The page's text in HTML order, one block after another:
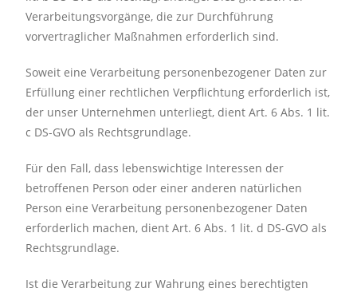
Verarbeitungsvorgänge, die zur Durchführung
vorvertraglicher Maßnahmen erforderlich sind.
Soweit eine Verarbeitung personenbezogener Daten zur
Erfüllung einer rechtlichen Verpflichtung erforderlich ist,
der unser Unternehmen unterliegt, dient Art. 6 Abs. 1 lit.
c DS-GVO als Rechtsgrundlage.
Für den Fall, dass lebenswichtige Interessen der
betroffenen Person oder einer anderen natürlichen
Person eine Verarbeitung personenbezogener Daten
erforderlich machen, dient Art. 6 Abs. 1 lit. d DS-GVO als
Rechtsgrundlage.
Ist die Verarbeitung zur Wahrung eines berechtigten